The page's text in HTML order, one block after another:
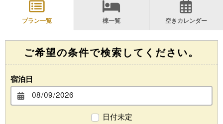
プラン一覧 棟一覧 空きカレンダー
ご希望の条件で検索してください。
宿泊日
日付未定